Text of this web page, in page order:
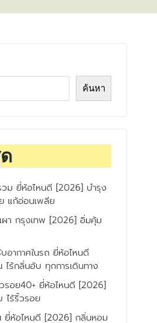
ค้นหา
ม ยี่ห้อไหนดี [2026] บำรุง
แก้อ่อนเพลีย
ผา กรุงเทพ [2026] อิ่มคุ้ม
อากาศในรถ ยี่ห้อไหนดี
ร้กลิ่นอับ ทุกการเดินทาง
รอย40+ ยี่ห้อไหนดี [2026]
ไร้ริ้วรอย
ยี่ห้อไหนดี [2026] กลิ่นหอม